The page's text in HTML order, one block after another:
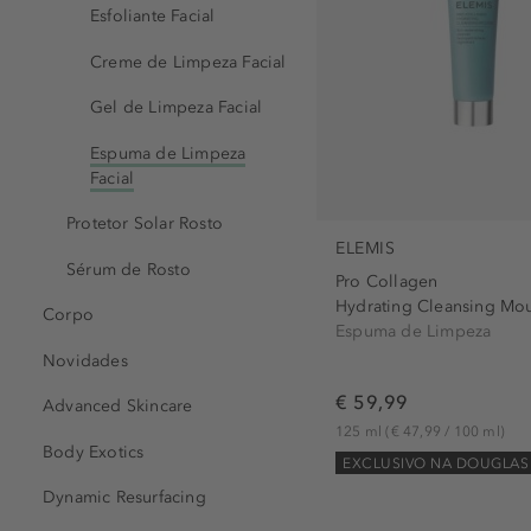
Esfoliante Facial
Creme de Limpeza Facial
Gel de Limpeza Facial
Espuma de Limpeza
Facial
Protetor Solar Rosto
Sérum de Rosto
Corpo
Novidades
Advanced Skincare
Body Exotics
Dynamic Resurfacing
ELEMIS
Pro Collagen
Hydrating Cleansing
Espuma de Limpeza
€ 59,99
125 ml(€ 47,99 / 100 ml)
EXCLUSIVO NA DOUGLAS